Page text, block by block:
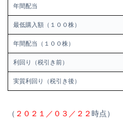
年間配当
最低購入額（１００株）
年間配当（１００株）
利回り（税引き前）
実質利回り（税引き後）
（ ２０２１／０３／２２時点）